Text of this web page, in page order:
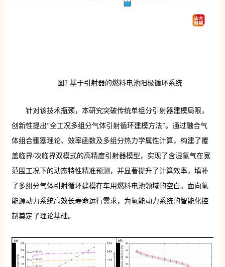
图2 基于引射器的燃料电池阳极循环系统
针对该技术瓶颈，本研究突破传统单组分引射器建模局限，
创新性提出“全工况多组分气体引射循环建模方法”。通过融合气
体组合壅塞理论、效率函数及多组分热力学属性计算，构建了覆
盖临界/次临界双模式的高精度引射器模型，实现了含湿氢气在宽
范围工况下的动态特性精准预测，并显著提升了计算效率，填补
了多组分气体引射循环建模在车用燃料电池领域的空白。面向氢
能源动力系统高效长寿命运行需求，为氢能动力系统的智能化控
制奠定了理论基础。